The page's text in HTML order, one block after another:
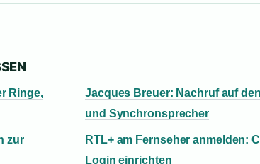
Ringe,
Jacques Breuer: Nachruf auf
und Synchronsprecher
zur
RTL+ am Fernseher anmelden:
Login einrichten